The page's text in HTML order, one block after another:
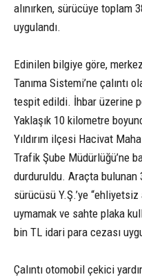
alınırken, sürücüye toplam
uygulandı.
Edinilen bilgiye göre,
Tanıma Sistemi’ne çalıntı
tespit edildi. İhbar üzerine
Yaklaşık 10 kilometre
Yıldırım ilçesi Hacivat
Trafik Şube Müdürlüğü’ne
durduruldu. Araçta bulunan
sürücüsü Y.Ş.’ye
uymamak ve sahte plaka
bin TL idari para cezası
Çalıntı otomobil çekici